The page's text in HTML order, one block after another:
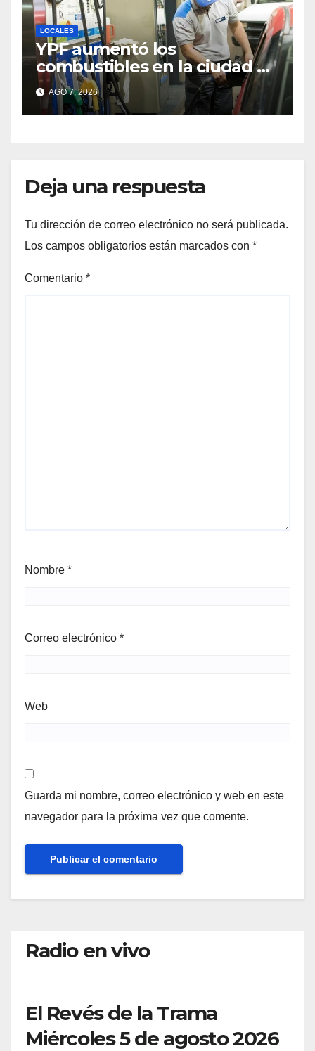
LOCALES
YPF aumentó los
combustibles en la ciudad de
Santa Fe: la nafta súper
superó los $2.100 y llenar el
tanque cuesta más de
AGO 7, 2026
Deja una respuesta
Tu dirección de correo electrónico no será publicada.
Los campos obligatorios están marcados con *
Comentario *
Nombre *
Correo electrónico *
Web
Guarda mi nombre, correo electrónico y web en este
navegador para la próxima vez que comente.
Radio en vivo
El Revés de la Trama
Miércoles 5 de agosto 2026